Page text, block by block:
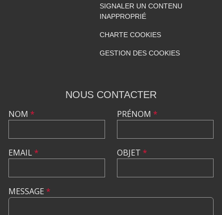
SIGNALER UN CONTENU
INAPPROPRIÉ
CHARTE COOKIES
GESTION DES COOKIES
NOUS CONTACTER
NOM *
EMAIL*
PRÉNOM *
OBJET *
MESSAGE *